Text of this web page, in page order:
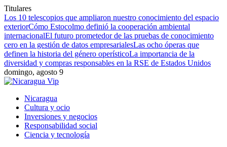
Titulares
Los 10 telescopios que ampliaron nuestro conocimiento del espacio
exteriorCómo Estocolmo definió la cooperación ambiental
internacionalEl futuro prometedor de las pruebas de conocimiento
cero en la gestión de datos empresarialesLas ocho óperas que
definen la historia del género operísticoLa importancia de la
diversidad y compras responsables en la RSE de Estados Unidos
domingo, agosto 9
Nicaragua
Cultura y ocio
Inversiones y negocios
Responsabilidad social
Ciencia y tecnología